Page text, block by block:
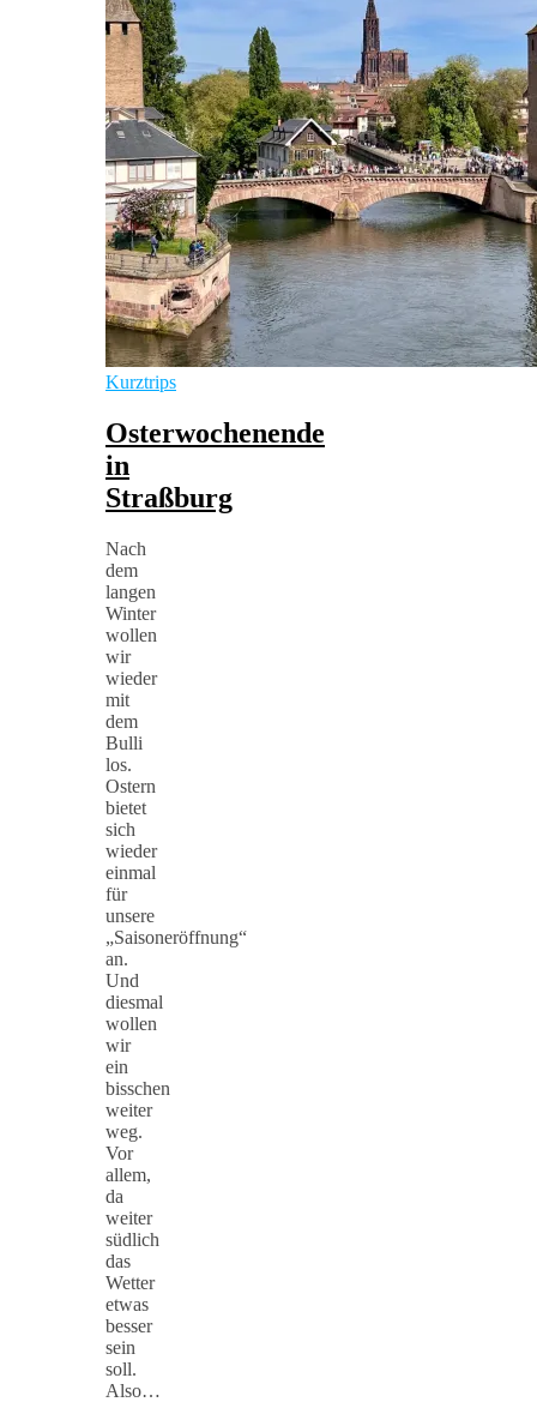
Kurztrips
Osterwochenende
in
Straßburg
Nach
dem
langen
Winter
wollen
wir
wieder
mit
dem
Bulli
los.
Ostern
bietet
sich
wieder
einmal
für
unsere
„Saisoneröffnung“
an.
Und
diesmal
wollen
wir
ein
bisschen
weiter
weg.
Vor
allem,
da
weiter
südlich
das
Wetter
etwas
besser
sein
soll.
Also…